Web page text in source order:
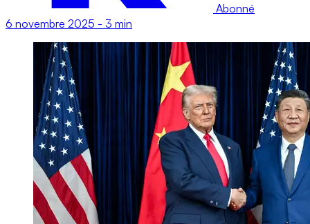
Abonné
6 novembre 2025 - 3 min